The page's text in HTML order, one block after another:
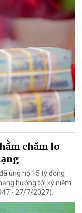
chăm lo
ủng hộ 15 tỷ đồng
hướng tới kỷ niệm
- 27/7/2027).